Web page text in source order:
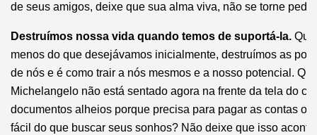
de seus amigos, deixe que sua alma viva, não se torne
Destruímos nossa vida quando temos de suportá-la.
menos do que desejávamos inicialmente, destruímos as
de nós e é como trair a nós mesmos e a nosso potencial.
Michelangelo não está sentado agora na frente da tela do
documentos alheios porque precisa para pagar as contas
fácil do que buscar seus sonhos? Não deixe que isso